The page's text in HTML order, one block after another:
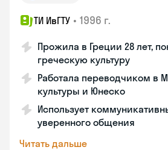
ТИ ИвГТУ • 1996 г.
Прожила в Греции 28 лет,
греческую культуру
Работала переводчиком в
культуры и Юнеско
Использует
уверенного общения
Читать дальше